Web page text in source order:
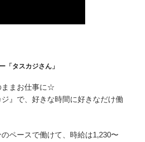
「タスカジさん」
まお仕事に☆
』で、好きな時間に好きなだけ働
ペースで働けて、時給は1,230〜